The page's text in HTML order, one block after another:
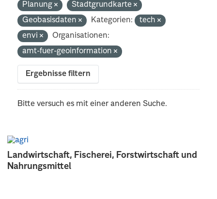
Landwirtschaft, Fischerei, Forstwirtschaft und
Nahrungsmittel
Planung
Stadtgrundkarte
Geobasisdaten
Kategorien:
tech
envi
Organisationen:
amt-fuer-geoinformation
Ergebnisse filtern
Bitte versuch es mit einer anderen Suche.